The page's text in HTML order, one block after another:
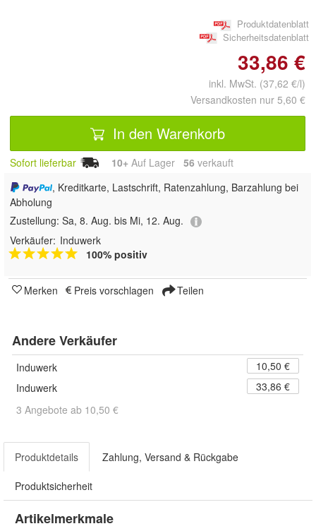
Produktdatenblatt
Sicherheitsdatenblatt
33,86 €
inkl. MwSt. (37,62 €/l)
Versandkosten nur 5,60 €
In den Warenkorb
Sofort lieferbar 10+ Auf Lager 56 verkauft
, Kreditkarte, Lastschrift, Ratenzahlung, Barzahlung bei
Abholung
Zustellung: Sa, 8. Aug. bis Mi, 12. Aug.
Verkäufer: Induwerk
100% positiv
Merken Preis vorschlagen Teilen
Andere Verkäufer
Induwerk
10,50 €
Induwerk
33,86 €
3 Angebote ab 10,50 €
Produktdetails Zahlung, Versand & Rückgabe
Produktsicherheit
Artikelmerkmale